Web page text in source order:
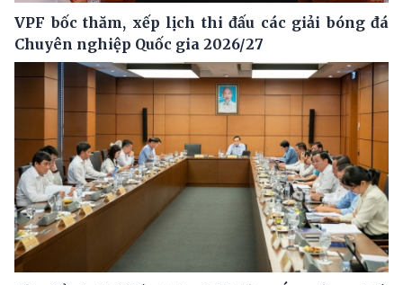
VPF bốc thăm, xếp lịch thi đấu các giải bóng đá
Chuyên nghiệp Quốc gia 2026/27